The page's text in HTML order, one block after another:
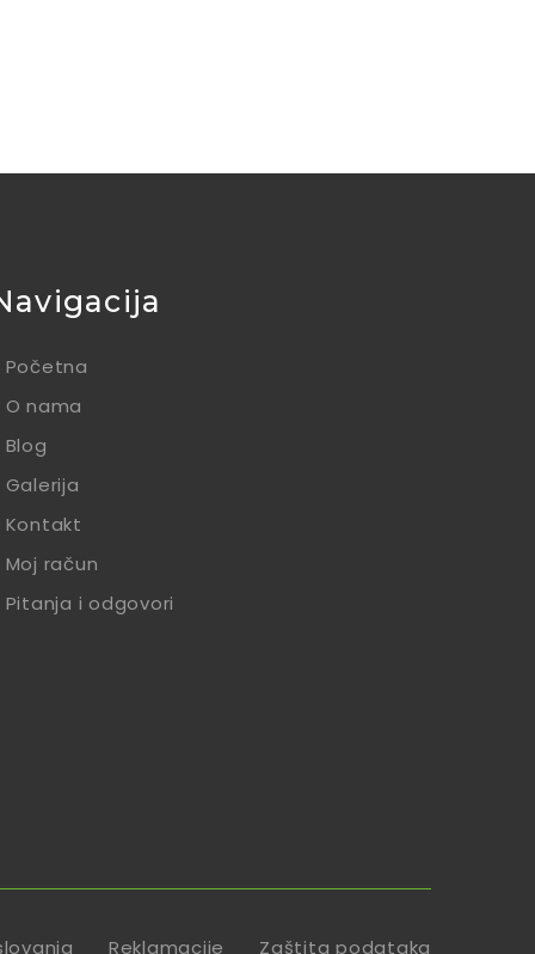
Početna
O nama
Blog
Galerija
Kontakt
Moj račun
Pitanja i odgovori
Reklamacije Zaštita podataka